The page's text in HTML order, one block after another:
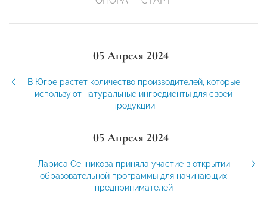
05 Апреля 2024
В Югре растет количество производителей, которые
используют натуральные ингредиенты для своей
продукции
05 Апреля 2024
Лариса Сенникова приняла участие в открытии
образовательной программы для начинающих
предпринимателей